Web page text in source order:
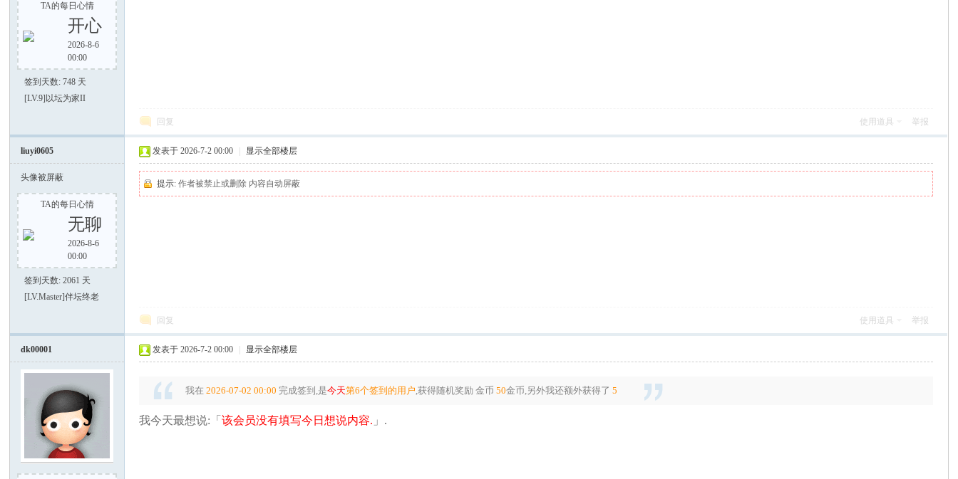
好
TA的每日心情
开心
2026-8-6
00:00
签到天数: 748 天
[LV.9]以坛为家II
回复 使用道具 举报
liuyi0605
头像被屏蔽
TA的每日心情
无聊
2026-8-6
00:00
签到天数: 2061 天
[LV.Master]伴坛终老
发表于 2026-7-2 00:00 显示全部楼层
提示:作者被禁止或删除 内容自动屏蔽
回复 使用道具 举报
dk00001 发表于 2026-7-2 00:00 显示全部楼层
我在 2026-07-02 00:00 完成签到,是今天第6个签到的用户,获得随机奖励金币50金币,另外我还额外获得了 5
我今天最想说:「该会员没有填写今日想说内容. 」.